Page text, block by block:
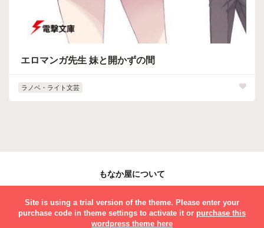
エロマンガ先生 妹と開かずの間
ラノベ・ライト文芸
もなか屋について
© 2017 MONAKAYA ALL RIGHTS RESERVED
Site is using a trial version of the theme. Please enter your
purchase code in theme settings to activate it or purchase this
wordpress theme here